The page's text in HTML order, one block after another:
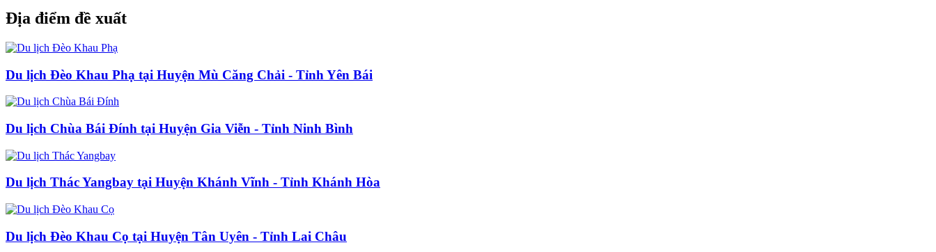
Địa điểm đề xuất
Du lịch Đèo Khau Phạ tại Huyện Mù Căng Chải - Tỉnh Yên Bái
Du lịch Chùa Bái Đính tại Huyện Gia Viễn - Tỉnh Ninh Bình
Du lịch Thác Yangbay tại Huyện Khánh Vĩnh - Tỉnh Khánh Hòa
Du lịch Đèo Khau Cọ tại Huyện Tân Uyên - Tỉnh Lai Châu